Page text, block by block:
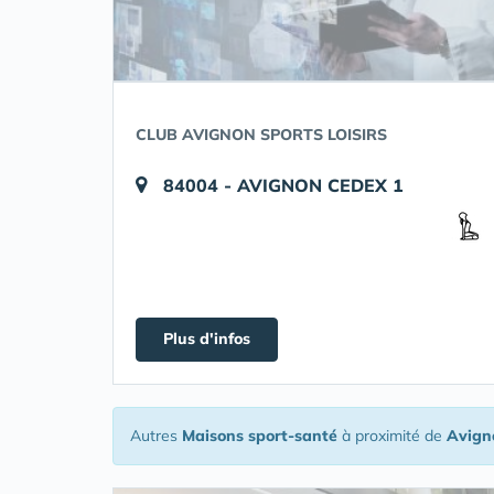
CLUB AVIGNON SPORTS LOISIRS
84004 - AVIGNON CEDEX 1
Plus d'infos
Autres Maisons sport-santé à proximité de